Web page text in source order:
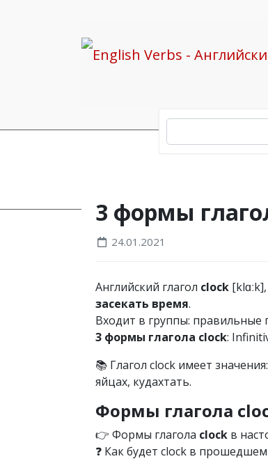
3 формы
24.01.2021
Английский глагол clock
засекать время.
Входит в группы: правильные
3 формы глагола clock:
📚 Глагол clock имеет
яйцах, кудахтать.
Формы глагола
👉 Формы глагола clock в
❓ Как будет clock в